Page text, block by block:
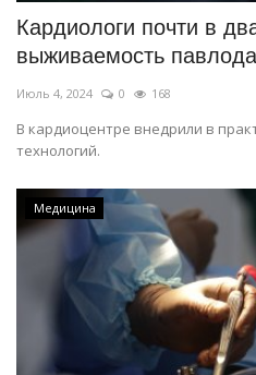
Кардиологи почти в
выживаемость
Июль 4, 2024 0 168
В кардиоцентре внедрили в
технологий.
Медицина